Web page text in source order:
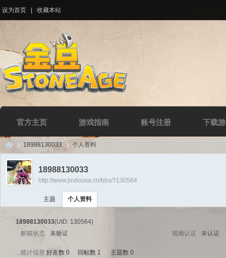
设为首页 收藏本站
官方主页 游戏指南 账号注册 下载
Di ›
18988130033 个人资料
18988130033
http://www.jindousa.cn/bbs/?130564
主题 个人资料
18988130033(UID: 130564)
邮箱状态
未验证 视频认证 未认证
统计信息 好友数 0 回帖数 1 主题数 0